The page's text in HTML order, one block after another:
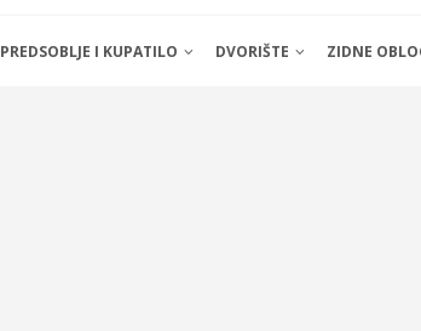
PREDSOBLJE I KUPATILO DVORIŠTE ZIDNE